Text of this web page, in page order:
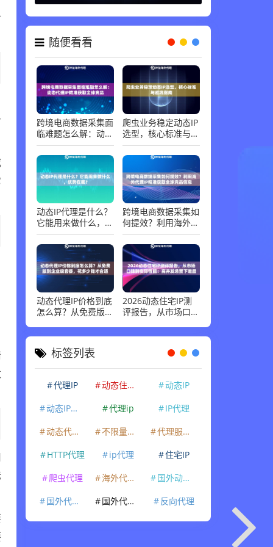
随便看看
跨境电商数据采集面
临难题怎么解：动态
竞品
爬虫业务稳定动态IP
选型，核心标准与避
动态IP代理是什么？
它能用来做什么，优
跨境电商数据采集如
何提效？利用海外代
品信息
动态代理IP价格到底
怎么算？从免费版到
企业级套餐，花多少
钱才合适
2026动态住宅IP测
评报告，从市场口碑
到实际性能：高并发
场景下谁最稳
标签列表
代理IP 动态住宅IP
动态IP
动态IP代理
代理ip
IP代理
动态代理IP
不限量代理IP
代理服务器
HTTP代理
ip代理
住宅IP
爬虫代理
海外代理ip
国外动态IP
国外代理IP
国外代理ip 反向代理